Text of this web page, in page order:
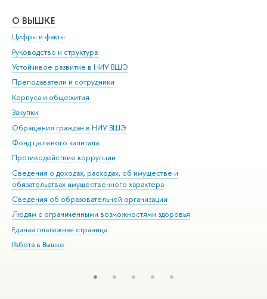
О ВЫШКЕ
Цифры и факты
Руководство и структура
Устойчивое развитие в НИУ ВШЭ
Преподаватели и сотрудники
Корпуса и общежития
Закупки
Обращения граждан в НИУ ВШЭ
Фонд целевого капитала
Противодействие коррупции
Сведения о доходах, расходах, об имуществе и
обязательствах имущественного характера
Сведения об образовательной организации
Людям с ограниченными возможностями здоровья
Единая платежная страница
Работа в Вышке